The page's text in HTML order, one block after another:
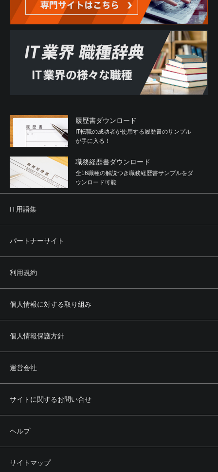
履歴書ダウンロード
IT転職の成功者が使用する履歴書のサンプル
が手に入る！
職務経歴書ダウンロード
全16職種の解説つき職務経歴書サンプルをダ
ウンロード可能
IT用語集
パートナーサイト
利用規約
個人情報に対する取り組み
個人情報保護方針
運営会社
サイトに関するお問い合せ
ヘルプ
サイトマップ